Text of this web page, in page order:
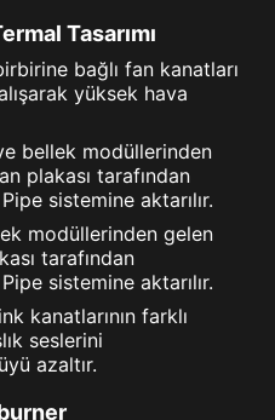
Tasarımı
bağlı fan kanatları
yüksek hava
bellek modüllerinden
plakası tarafından
sistemine aktarılır.
modüllerinden gelen
tarafından
sistemine aktarılır.
kanatlarının farklı
seslerini
azaltır.